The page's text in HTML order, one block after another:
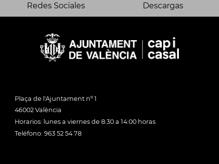
Redes Sociales Descargas
Plaça de l'Ajuntament nº 1
46002 València
Horarios: lunes a viernes de 8:30 a 14:00 horas
Teléfono: 963 52 54 78